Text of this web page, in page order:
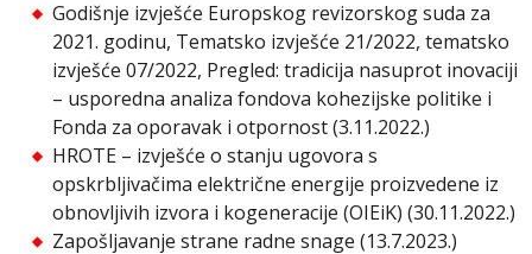
Godišnje izvješće Europskog revizorskog suda za
2021. godinu, Tematsko izvješće 21/2022, tematsko
izvješće 07/2022, Pregled: tradicija nasuprot inovaciji
– usporedna analiza fondova kohezijske politike i
Fonda za oporavak i otpornost (3.11.2022.)
HROTE – izvješće o stanju ugovora s
opskrbljivačima električne energije proizvedene iz
obnovljivih izvora i kogeneracije (OIEiK) (30.11.2022.)
Zapošljavanje strane radne snage (13.7.2023.)